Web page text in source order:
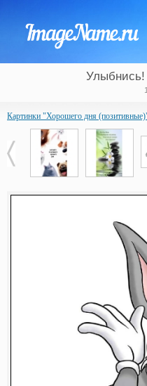
Улыбнись!
Картинки "Хорошего дня